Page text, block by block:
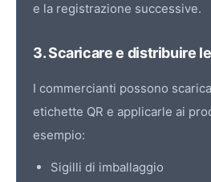
e la registrazione successive.
3. Scaricare e distribuire
I commercianti possono
etichette QR e applicarle ai
esempio:
Sigilli di imballaggio